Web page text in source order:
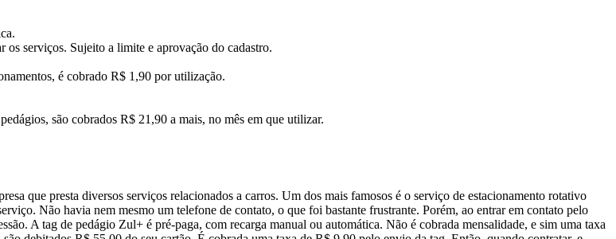
serviços. Sujeito a limite e aprovação do cadastro.
é cobrado R$ 1,90 por utilização.
são cobrados R$ 21,90 a mais, no mês em que utilizar.
que presta diversos serviços relacionados a carros. Um dos mais famosos é o serviço de estacionamento rotativo
Não havia nem mesmo um telefone de contato, o que foi bastante frustrante. Porém, ao entrar em contato pelo
A tag de pedágio Zul+ é pré-paga, com recarga manual ou automática. Não é cobrada mensalidade, e sim uma taxa